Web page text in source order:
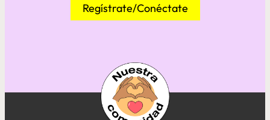
Regístrate/Conéctate